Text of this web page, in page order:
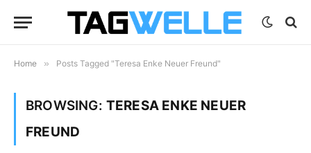
Home » Posts Tagged "Teresa Enke Neuer Freund"
BROWSING: TERESA ENKE NEUER
FREUND